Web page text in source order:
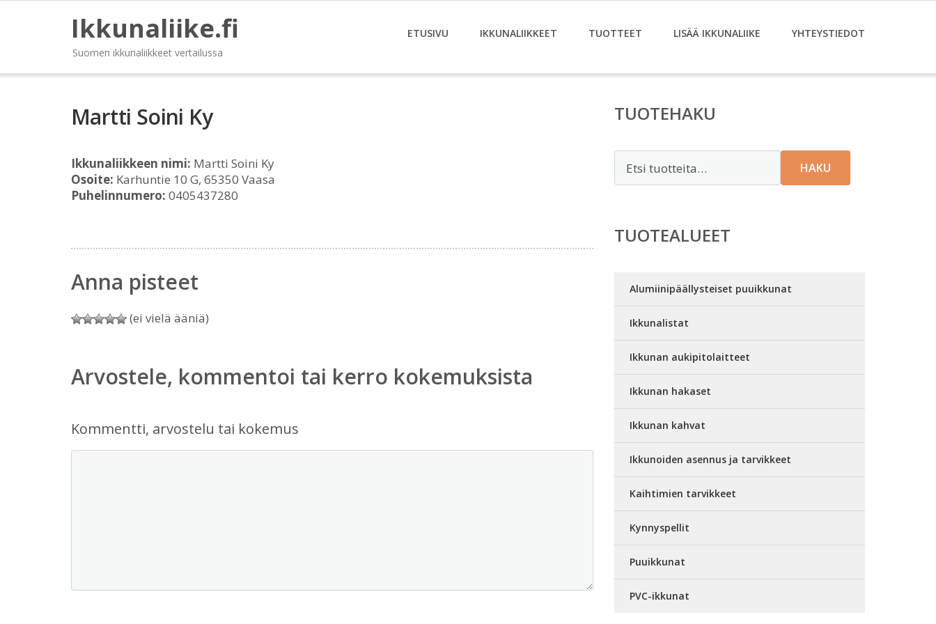
Ikkunaliike.fi
Suomen ikkunaliikkeet vertailussa
ETUSIVU IKKUNALIIKKEET TUOTTEET LISÄÄ IKKUNALIIKE YHTEYSTIEDOT
Martti Soini Ky
Ikkunaliikkeen nimi: Martti Soini Ky
Osoite: Karhuntie 10 G, 65350 Vaasa
Puhelinnumero: 0405437280
Anna pisteet
(ei vielä ääniä)
Arvostele, kommentoi tai kerro kokemuksista
Kommentti, arvostelu tai kokemus
TUOTEHAKU
HAKU
TUOTEALUEET
Alumiinipäällysteiset puuikkunat
Ikkunalistat
Ikkunan aukipitolaitteet
Ikkunan hakaset
Ikkunan kahvat
Ikkunoiden asennus ja tarvikkeet
Kaihtimien tarvikkeet
Kynnyspellit
Puuikkunat
PVC-ikkunat